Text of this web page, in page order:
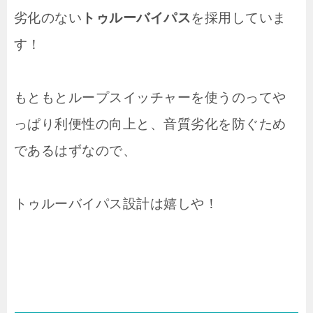
劣化のない トゥルーバイパスを採用していま
す！
もともとループスイッチャーを使うのってや
っぱり利便性の向上と、音質劣化を防ぐため
であるはずなので、
トゥルーバイパス設計は嬉しや！